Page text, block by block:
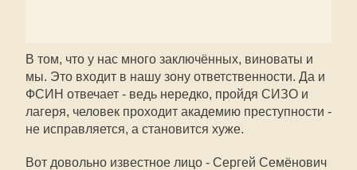
В том, что у нас много заключённых, виноваты и
мы. Это входит в нашу зону ответственности. Да и
ФСИН отвечает - ведь нередко, пройдя СИЗО и
лагеря, человек проходит академию преступности -
не исправляется, а становится хуже.
Вот довольно известное лицо - Сергей Семёнович